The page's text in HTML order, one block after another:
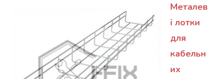
Металев
і лотки
для
кабельн
их